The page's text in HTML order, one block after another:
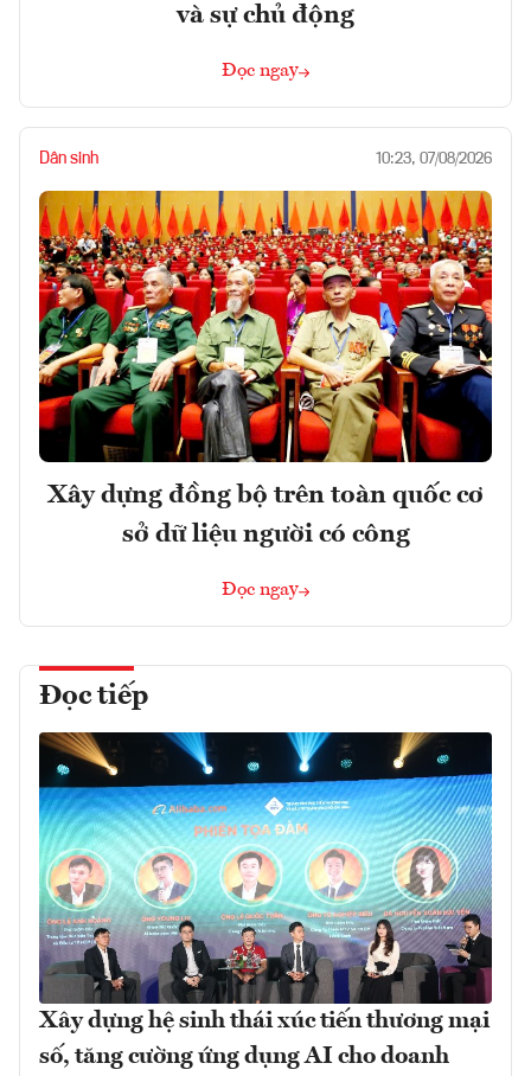
và sự chủ động
Đọc ngay
Dân sinh 10:23, 07/08/2026
Xây dựng đồng bộ trên toàn quốc cơ
sở dữ liệu người có công
Đọc ngay
Đọc tiếp
Xây dựng hệ sinh thái xúc tiến thương mại
số, tăng cường ứng dụng AI cho doanh